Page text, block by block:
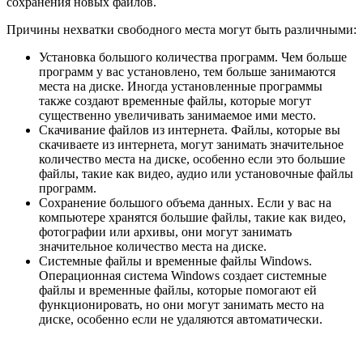
Причины нехватки свободного места могут быть различными:
Установка большого количества программ. Чем больше
программ у вас установлено, тем больше занимаются
места на диске. Иногда установленные программы
также создают временные файлы, которые могут
существенно увеличивать занимаемое ими место.
Скачивание файлов из интернета. Файлы, которые вы
скачиваете из интернета, могут занимать значительное
количество места на диске, особенно если это большие
файлы, такие как видео, аудио или установочные файлы
программ.
Сохранение большого объема данных. Если у вас на
компьютере хранятся большие файлы, такие как видео,
фотографии или архивы, они могут занимать
значительное количество места на диске.
Системные файлы и временные файлы Windows.
Операционная система Windows создает системные
файлы и временные файлы, которые помогают ей
функционировать, но они могут занимать место на
диске, особенно если не удаляются автоматически.